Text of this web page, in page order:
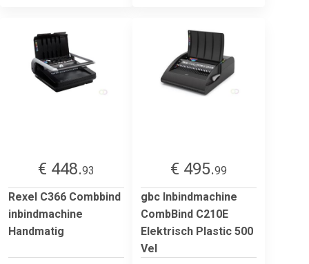
€ 448.93
Rexel C366 Combbind
inbindmachine
Handmatig
€ 495.99
gbc Inbindmachine
CombBind C210E
Elektrisch Plastic 500
Vel